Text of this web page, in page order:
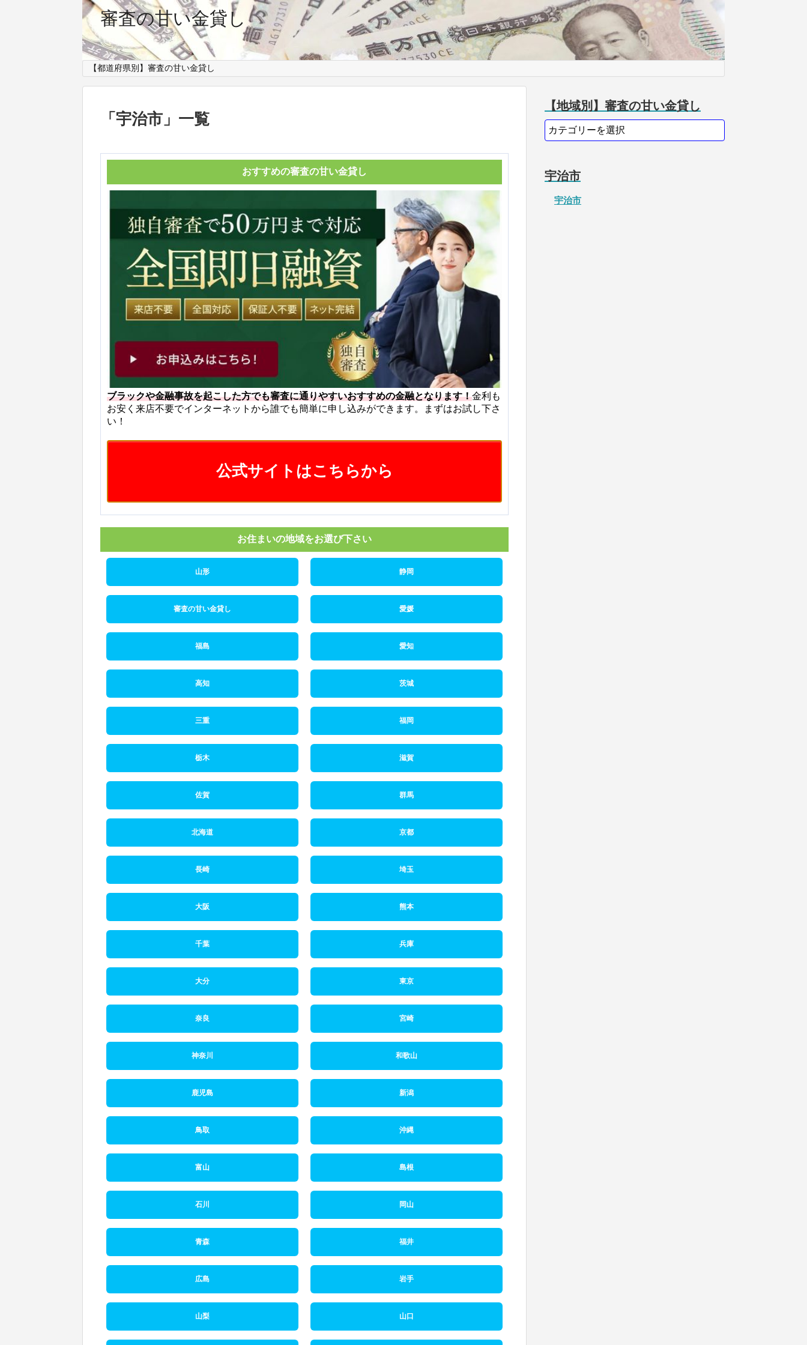
審査の甘い金貸し
【都道府県別】審査の甘い金貸し
「 宇治市 」 一覧
おすすめの審査の甘い金貸し
ブラックや金融事故を起こした方でも審査に通りやすいおすすめの金融となります！金利も
お安く来店不要でインターネットから誰でも簡単に申し込みができます。まずはお試し下さ
い！
公式サイトはこちらから
お住まいの地域をお選び下さい
山形 静岡
審査の甘い金貸し 愛媛
福島 愛知
高知 茨城
三重 福岡
栃木 滋賀
佐賀 群馬
北海道 京都
長崎 埼玉
大阪 熊本
千葉 兵庫
大分 東京
奈良 宮崎
神奈川 和歌山
鹿児島 新潟
鳥取 沖縄
富山 島根
石川 岡山
青森 福井
広島 岩手
山梨 山口
【地域別】審査の甘い金貸し
宇治市
宇治市